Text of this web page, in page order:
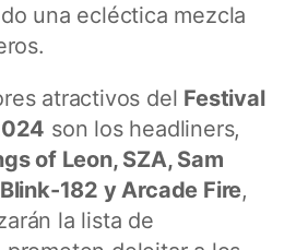
una ecléctica mezcla
atractivos del Festival
son los headliners,
of Leon, SZA, Sam
182 y Arcade Fire,
la lista de